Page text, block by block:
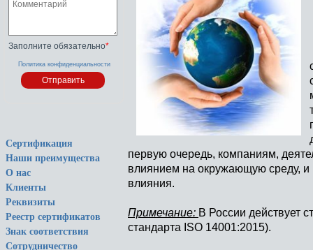
Заполните обязательно*
Политика конфиденциальности
Сертификация
Наши преимущества
О нас
Клиенты
Реквизиты
Реестр сертификатов
Знак соответствия
Сотрудничество
первую очередь, компаниям,
влиянием на окружающую среду, и
влияния.
Примечание: В России действует
стандарта ISO 14001:2015).